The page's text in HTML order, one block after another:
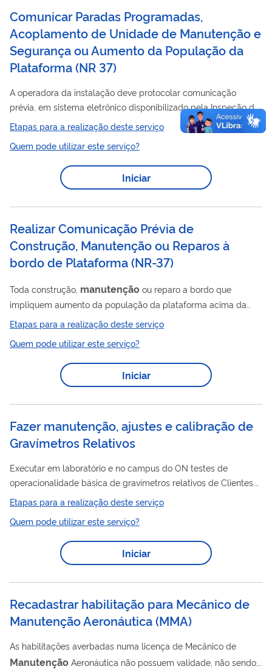
Comunicar Paradas Programadas,
Acoplamento de Unidade de Manutenção e
Segurança ou Aumento da População da
Plataforma (NR 37)
A operadora da instalação deve protocolar comunicação
prévia, em sistema eletrônico disponibilizado pela Inspeção do
Trabalho, comunicando as paradas programadas, as
manutenção
segurança ou atividades relacionadas a construção,
manutençãoou reparo a bordo, que impliquem aumento da
população da plataforma, acima da lotação aprovada
Etapas para a realização deste serviço
Quem pode utilizar este serviço?
Iniciar
Realizar Comunicação Prévia de
Construção, Manutenção ou Reparos à
bordo de Plataforma (NR-37)
Toda construção, manutenção ou reparo a bordo que
impliquem aumento da população da plataforma acima da
lotação originalmente aprovada pela Autoridade Marítima.
Etapas para a realização deste serviço
Quem pode utilizar este serviço?
Iniciar
Fazer manutenção, ajustes e calibração de
Gravímetros Relativos
Executar em laboratório e no campus do ON testes de
operacionalidade básica de gravímetros relativos de Clientes.
Se aprovados, calibrar esses gravímetros relativos (Worden,
LaCoste & Romberg e Scintrex) ao longo da LCGAN, tornando
suas medições compatíveis com o datum absoluto. Utilização
de protocolo técnico-científico baseado na NBR ISO/IEC
Etapas para a realização deste serviço
Quem pode utilizar este serviço?
Iniciar
Recadastrar habilitação para Mecânico de
Manutenção Aeronáutica(MMA)
As habilitações averbadas numa licença de Mecânico de
Manutenção Aeronáutica não possuem validade, não sendo,